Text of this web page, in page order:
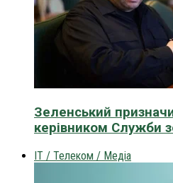
Зеленський
керівником Служби
IT / Телеком / Медіа